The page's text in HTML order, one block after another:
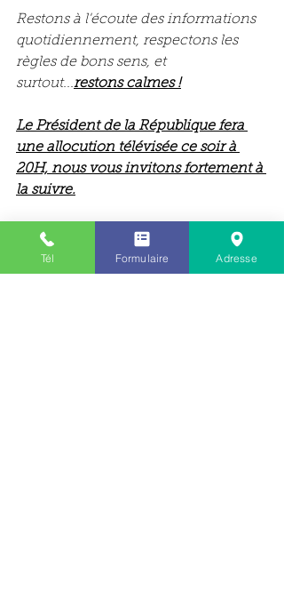
Restons à l'écoute des informations
quotidiennement, respectons les
règles de bons sens, et
surtout...restons calmes !
Le Président de la République fera
une allocution télévisée ce soir à
20H, nous vous invitons fortement à
la suivre.
Bien cordialement :)
Le Directeur Général, Julien RAVIN"
Tél Formulaire Adresse